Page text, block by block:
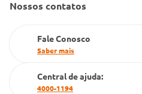
Farmacia popular
Cartão Grupo Conde
Televendas
Nossos contatos
Fale Conosco
Saber mais
Central de ajuda:
4000-1194